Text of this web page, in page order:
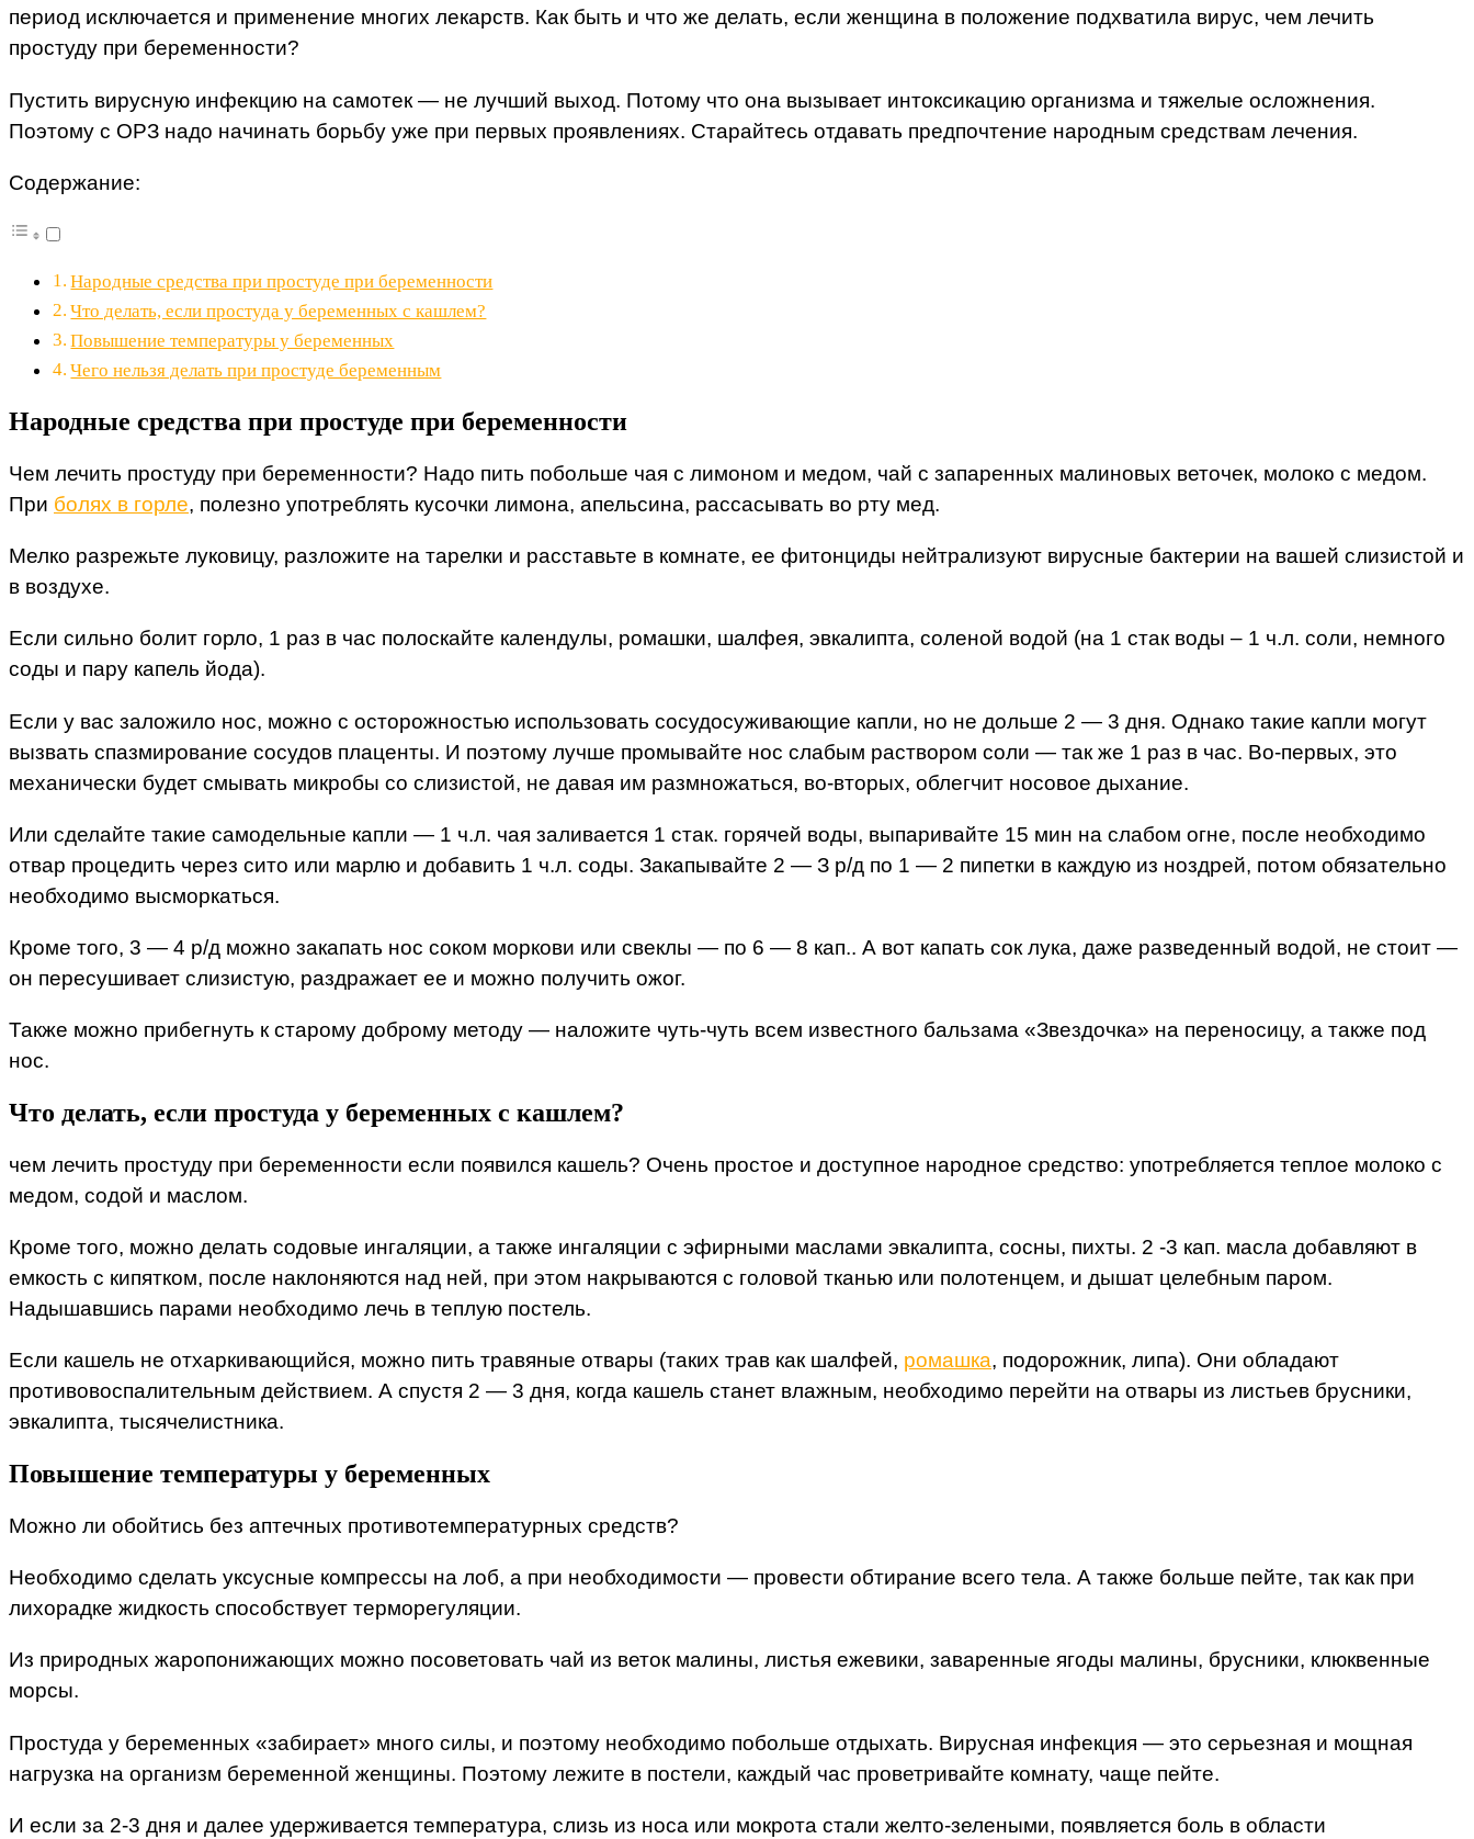
период исключается и применение многих лекарств. Как быть и что же делать, если женщина в положение подхватила вирус, чем лечить
простуду при беременности?
Пустить вирусную инфекцию на самотек — не лучший выход. Потому что она вызывает интоксикацию организма и тяжелые осложнения.
Поэтому с ОРЗ надо начинать борьбу уже при первых проявлениях. Старайтесь отдавать предпочтение народным средствам лечения.
Содержание:
Народные средства при простуде при беременности
Что делать, если простуда у беременных с кашлем?
Повышение температуры у беременных
Чего нельзя делать при простуде беременным
Народные средства при простуде при беременности
Чем лечить простуду при беременности? Надо пить побольше чая с лимоном и медом, чай с запаренных малиновых веточек, молоко с медом.
При болях в горле, полезно употреблять кусочки лимона, апельсина, рассасывать во рту мед.
Мелко разрежьте луковицу, разложите на тарелки и расставьте в комнате, ее фитонциды нейтрализуют вирусные бактерии на вашей слизистой и
в воздухе.
Если сильно болит горло, 1 раз в час полоскайте календулы, ромашки, шалфея, эвкалипта, соленой водой (на 1 стак воды – 1 ч.л. соли, немного
соды и пару капель йода).
Если у вас заложило нос, можно с осторожностью использовать сосудосуживающие капли, но не дольше 2 — 3 дня. Однако такие капли могут
вызвать спазмирование сосудов плаценты. И поэтому лучше промывайте нос слабым раствором соли — так же 1 раз в час. Во-первых, это
механически будет смывать микробы со слизистой, не давая им размножаться, во-вторых, облегчит носовое дыхание.
Или сделайте такие самодельные капли — 1 ч.л. чая заливается 1 стак. горячей воды, выпаривайте 15 мин на слабом огне, после необходимо
отвар процедить через сито или марлю и добавить 1 ч.л. соды. Закапывайте 2 — З р/д по 1 — 2 пипетки в каждую из ноздрей, потом обязательно
необходимо высморкаться.
Кроме того, 3 — 4 р/д можно закапать нос соком моркови или свеклы — по 6 — 8 кап.. А вот капать сок лука, даже разведенный водой, не стоит —
он пересушивает слизистую, раздражает ее и можно получить ожог.
Также можно прибегнуть к старому доброму методу — наложите чуть-чуть всем известного бальзама «Звездочка» на переносицу, а также под
нос.
Что делать, если простуда у беременных с кашлем?
чем лечить простуду при беременности если появился кашель? Очень простое и доступное народное средство: употребляется теплое молоко с
медом, содой и маслом.
Кроме того, можно делать содовые ингаляции, а также ингаляции с эфирными маслами эвкалипта, сосны, пихты. 2 -3 кап. масла добавляют в
емкость с кипятком, после наклоняются над ней, при этом накрываются с головой тканью или полотенцем, и дышат целебным паром.
Надышавшись парами необходимо лечь в теплую постель.
Если кашель не отхаркивающийся, можно пить травяные отвары (таких трав как шалфей, ромашка, подорожник, липа). Они обладают
противовоспалительным действием. А спустя 2 — 3 дня, когда кашель станет влажным, необходимо перейти на отвары из листьев брусники,
эвкалипта, тысячелистника.
Повышение температуры у беременных
Можно ли обойтись без аптечных противотемпературных средств?
Необходимо сделать уксусные компрессы на лоб, а при необходимости — провести обтирание всего тела. А также больше пейте, так как при
лихорадке жидкость способствует терморегуляции.
Из природных жаропонижающих можно посоветовать чай из веток малины, листья ежевики, заваренные ягоды малины, брусники, клюквенные
морсы.
Простуда у беременных «забирает» много силы, и поэтому необходимо побольше отдыхать. Вирусная инфекция — это серьезная и мощная
нагрузка на организм беременной женщины. Поэтому лежите в постели, каждый час проветривайте комнату, чаще пейте.
И если за 2-3 дня и далее удерживается температура, слизь из носа или мокрота стали желто-зелеными, появляется боль в области